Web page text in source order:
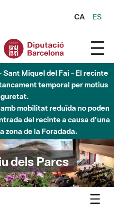
CA ES
2026 - Parc Fluvial Besòs -
Fluvial del Besòs degut a
passera sobre el riu
dels Parcs
programa per millorar la salut i el